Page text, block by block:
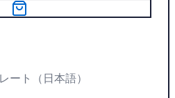
ート（日本語）